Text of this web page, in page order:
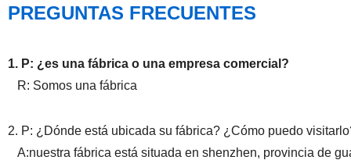
PREGUNTAS FRECUENTES
1. P: ¿es una fábrica o una empresa comercial?
R: Somos una fábrica
2. P: ¿Dónde está ubicada su fábrica? ¿Cómo puedo
A:nuestra fábrica está situada en shenzhen, provincia de